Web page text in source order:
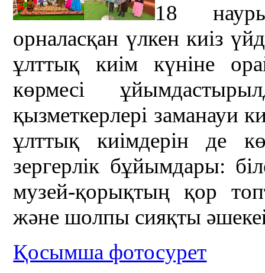
18
орналасқан үлкен киіз
ұлттық киім күніне
көрмесі
қызметкерлері заманауи
ұлттық киімдерін де
зергерлік бұйымдары:
музей-қорықтың қор
және шолпы сияқты
Қосымша фотосурет